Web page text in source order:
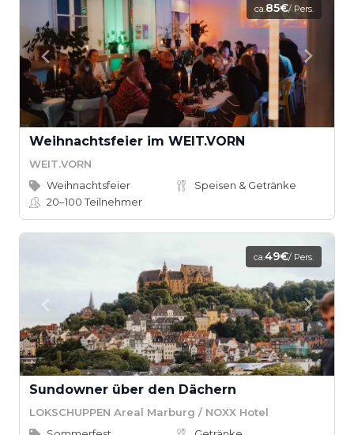
ca.85€/ Pers.
Weihnachtsfeier im WEIT.VORN
WEIT.VORN
Weihnachtsfeier
Speisen & Getränke
20–100Teilnehmer
ca.49€/ Pers.
Sundowner über den Dächern
LOKSCHUPPEN Areal Marburg / NOXX Hotel